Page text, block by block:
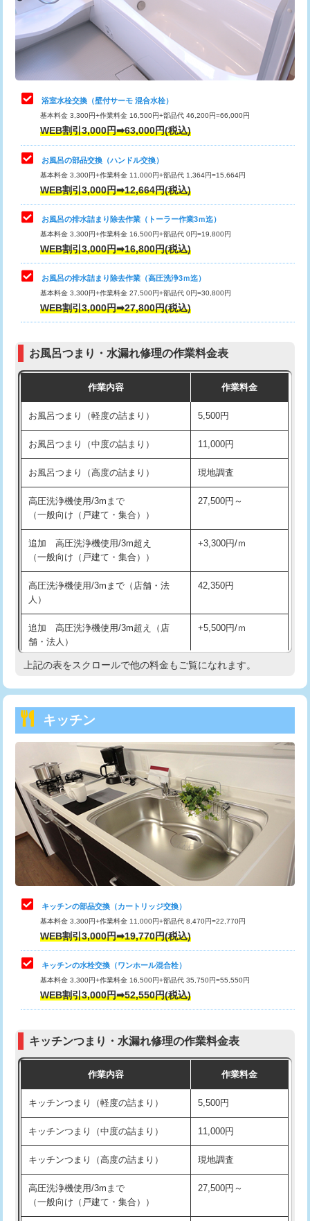
桝清掃 8,800円
止水・漏水調査・防水処理・清掃・修
理・調整・分解・加工など（軽作業）
止水・漏水調査・防水処理・清掃・修
理・調整・分解・加工など（中作業）
22,000円
止水・漏水調査・防水処理・清掃・修
理・調整・分解・加工など（重作業）
33,000円
トイレタンク脱着
トイレ便器脱着
タンクレストイレ脱着 33,000円
小便器トイレ脱着
その他部品の脱着 8,800円～
交換・取付（タンク）
交換・取付（普通便座） 11,000円+材料費
交換・取付（温水洗浄便座） 16,500円+材料費
交換・取付(単水栓（壁付・デッキ
式）)
13,200円+材料費
交換・取付(混合水栓（壁付・デッキ
式・ワンホール）)
16,500円+材料費
交換・取付(排水栓・排水トラップ
（P/S/ポップアップ））
22,000円+材料費
交換・取付（その他部品） 11,000円+材料費
持込商品取付（単水栓） 13,200円
持込商品取付（混合水栓）
持込商品取付（浄水器・分岐水栓） 16,500円
持込商品取付（温水洗浄便座） 22,000円
持込商品取付（普通便座⇔温水洗浄便
22,000円
給水管工事※（ホール加工)
給水管工事※（バンド止め) 3,300円
給水管工事※（支持金具設置) 5,500円
給水管工事※（保温材使用（バンド止
め込み）)
5,500円
給水管工事※（土の掘削・埋め戻し作
11,000円
給水管工事※（塩ビ管（VP・HI）使
用/3ｍまで)
給水管工事※（塩ビ管（VP・HI）使
用（追加）/3ｍ超え)
給水管工事※（ライニング鋼管・銅
管・ポリ管・HT管使用/3ｍまで)
44,000円
管・ポリ管・HT管使用/3ｍ超え)
排水管工事（土の掘削・埋め戻し作
11,000円~
排水管工事（排水管工事/3ｍまで） 55,000円
排水管工事（追加 排水管工事/3ｍ超
+11,000円
マス交換（土の掘削・埋め戻し作業）
マス交換（深さ50㎝未満）
浴室水栓交換（壁付サーモ 混合水栓）
基本料金 3,300円+作業料金 16,500円+部品代 46,200円=66,000円
WEB割引3,000円➡63,000円(税込)
お風呂の部品交換（ハンドル交換）
基本料金 3,300円+作業料金 11,000円+部品代 1,364円=15,664円
WEB割引3,000円➡12,664円(税込)
お風呂の排水詰まり除去作業（トーラー作業3ｍ迄）
基本料金 3,300円+作業料金 16,500円+部品代 0円=19,800円
WEB割引3,000円➡16,800円(税込)
お風呂の排水詰まり除去作業（高圧洗浄3ｍ迄）
基本料金 3,300円+作業料金 27,500円+部品代 0円=30,800円
WEB割引3,000円➡27,800円(税込)
お風呂つまり・水漏れ修理の作業料金表
作業内容 作業料金
お風呂つまり（軽度の詰まり） 5,500円
お風呂つまり（中度の詰まり） 11,000円
お風呂つまり（高度の詰まり） 現地調査
高圧洗浄機使用/3mまで
（一般向け（戸建て・集合））
27,500円～
追加 高圧洗浄機使用/3m超え
（一般向け（戸建て・集合））
+3,300円/ｍ
高圧洗浄機使用/3mまで（店舗・法
人）
42,350円
追加 高圧洗浄機使用/3m超え（店
舗・法人）
+5,500円/ｍ
高度高圧洗浄換 現地調査
トーラー機使用/3mまで
追加トーラー機使用/3m超え +3,300円
カメラ調査 33,000円
桝清掃 8,800円
止水・漏水調査・防水処理・清掃・修
理・調整・分解・加工など（軽作業）
11,000円
止水・漏水調査・防水処理・清掃・修
理・調整・分解・加工など（中作業）
22,000円
止水・漏水調査・防水処理・清掃・修
理・調整・分解・加工など（重作業）
33,000円
お風呂タンク脱着
その他部品の脱着
式・ワンホール）)
交換・取付(排水栓・排水トラップ
22,000円+材料費
持込商品取付（単水栓）
上記の表をスクロールで他の料金もご覧になれます。
キッチン
キッチンの部品交換（カートリッジ交換）
基本料金 3,300円+作業料金 11,000円+部品代 8,470円=22,770円
WEB割引3,000円➡19,770円(税込)
キッチンの水栓交換（ワンホール混合栓）
基本料金 3,300円+作業料金 16,500円+部品代 35,750円=55,550円
WEB割引3,000円➡52,550円(税込)
キッチンつまり・水漏れ修理の作業料金表
作業内容 作業料金
キッチンつまり（軽度の詰まり） 5,500円
キッチンつまり（中度の詰まり） 11,000円
キッチンつまり（高度の詰まり） 現地調査
高圧洗浄機使用/3mまで
（一般向け（戸建て・集合））
27,500円～